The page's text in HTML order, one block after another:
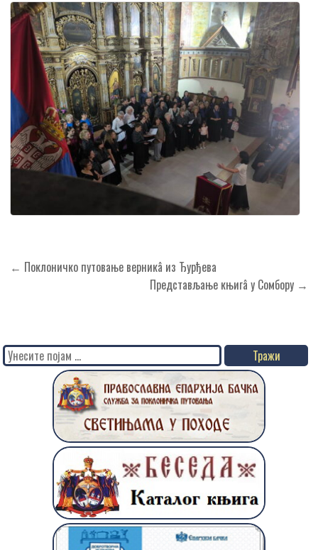
Кретање
← Поклоничко путовање верникâ из Ђурђева
Представљање књигâ у Сомбору →
Search
for: